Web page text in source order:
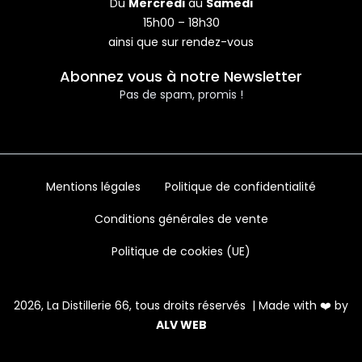
-
f
m -
i
n
Du Mercrediau Samedi
15h00 – 18h30
ainsi que sur rendez-vous
Abonnez vous à notre Newsletter
Pas de spam, promis !
Mentions légales
Politique de confidentialité
Conditions générales de vente
Politique de cookies (UE)
2026, La Distillerie 66, tous droits réservés | Made with ❤️ by
ALV WEB